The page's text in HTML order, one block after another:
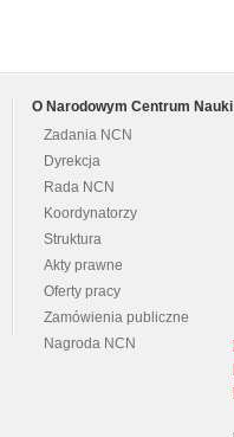
O Narodowym Centrum Nauki
Zadania NCN
Dyrekcja
Rada NCN
Koordynatorzy
Struktura
Akty prawne
Oferty pracy
Zamówienia publiczne
Nagroda NCN